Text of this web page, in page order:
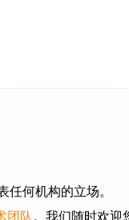
何机构的立场。
团队。我们随时欢迎